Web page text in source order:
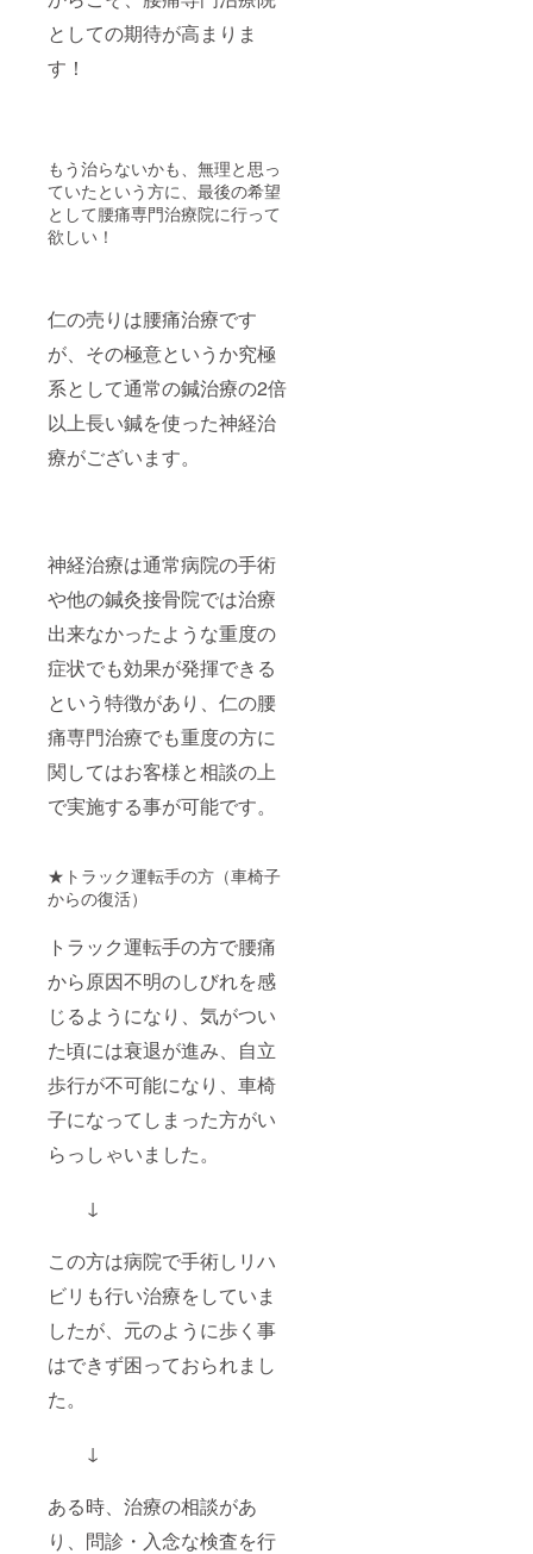
としての期待が高まりま
す！
もう治らないかも、無理と思っ
ていたという方に、最後の希望
として腰痛専門治療院に行って
欲しい！
仁の売りは腰痛治療です
が、その極意というか究極
系として通常の鍼治療の2倍
以上長い鍼を使った神経治
療がございます。
神経治療は通常病院の手術
や他の鍼灸接骨院では治療
出来なかったような重度の
症状でも効果が発揮できる
という特徴があり、仁の腰
痛専門治療でも重度の方に
関してはお客様と相談の上
で実施する事が可能です。
★トラック運転手の方（車椅子
からの復活）
トラック運転手の方で腰痛
から原因不明のしびれを感
じるようになり、気がつい
た頃には衰退が進み、自立
歩行が不可能になり、車椅
子になってしまった方がい
らっしゃいました。
↓
この方は病院で手術しリハ
ビリも行い治療をしていま
したが、元のように歩く事
はできず困っておられまし
た。
↓
ある時、治療の相談があ
り、問診・入念な検査を行